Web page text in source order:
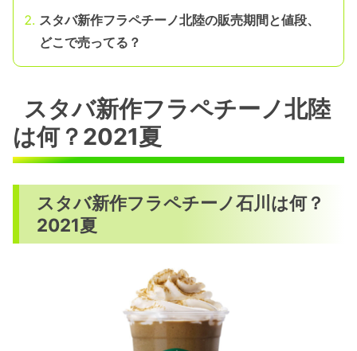
スタバ新作フラペチーノ北陸の販売期間と値段、
どこで売ってる？
スタバ新作フラペチーノ北陸
は何？2021夏
スタバ新作フラペチーノ石川は何？
2021夏